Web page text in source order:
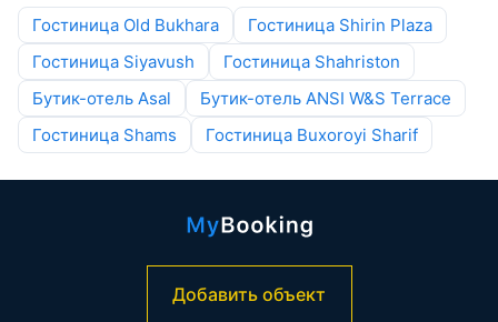
Гостиница Old Bukhara
Гостиница Shirin Plaza
Гостиница Siyavush
Гостиница Shahriston
Бутик-отель Asal
Бутик-отель ANSI W&S Terrace
Гостиница Shams
Гостиница Buxoroyi Sharif
Добавить объект